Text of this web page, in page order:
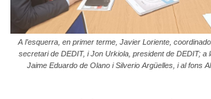
A l’esquerra, en primer terme, Javier Loriente,
secretari de DEDIT, i Jon Urkiola, president de DEDIT; a
Jaime Eduardo de Olano i Silverio Argüelles, i al fons